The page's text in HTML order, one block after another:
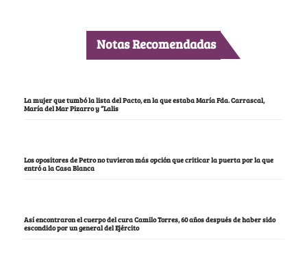
Notas Recomendadas
La mujer que tumbó la lista del Pacto, en la que estaba María Fda. Carrascal,
María del Mar Pizarro y “Lalis
Los opositores de Petro no tuvieron más opción que criticar la puerta por la que
entró a la Casa Blanca
Así encontraron el cuerpo del cura Camilo Torres, 60 años después de haber sido
escondido por un general del Ejército